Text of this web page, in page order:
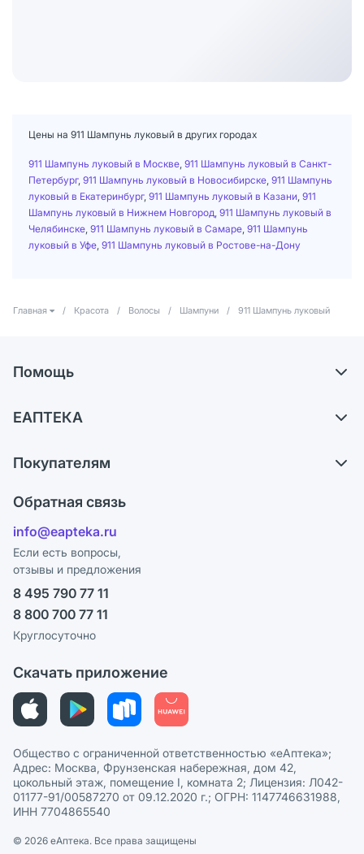
Цены на 911 Шампунь луковый в других городах
911 Шампунь луковый в Москве 911 Шампунь луковый в Санкт-
Петербург, 911 Шампунь луковый в Новосибирске 911 Шампунь
луковый в Екатеринбург, 911 Шампунь луковый в Казани 911
Шампунь луковый в Нижнем Новгород 911 Шампунь луковый в
Челябинске 911 Шампунь луковый в Самаре 911 Шампунь
луковый в Уфе 911 Шампунь луковый в Ростове-на-Дону
Главная / Красота / Волосы / Шампуни / 911 Шампунь луковый
Помощь
Обмен и возврат
Блог
ЕАПТЕКА
Карьера
Поставщики
Лицензия
Реклама на сайте
Ваши товары на ЕАПТЕКЕ
СМИ о нас
Покупателям
Программа СберСпасибо
Политика конфиденциальности
Пользовательское соглашение
Политика рекомендаций
Политика в отношении обработки персональных данных
Обратная связь
info@eapteka.ru
Если есть вопросы,
отзывы и предложения
8 495 790 77 11
8 800 700 77 11
Круглосуточно
Скачать приложение
Общество с ограниченной ответственностью «еАптека»;
Адрес: Москва, Фрунзенская набережная, дом 42,
цокольный этаж, помещение I, комната 2; Лицензия: Л042-
01177-91/00587270 от 09.12.2020 г.; ОГРН: 1147746631988,
ИНН 7704865540
© 2026 eАптека. Все права защищены